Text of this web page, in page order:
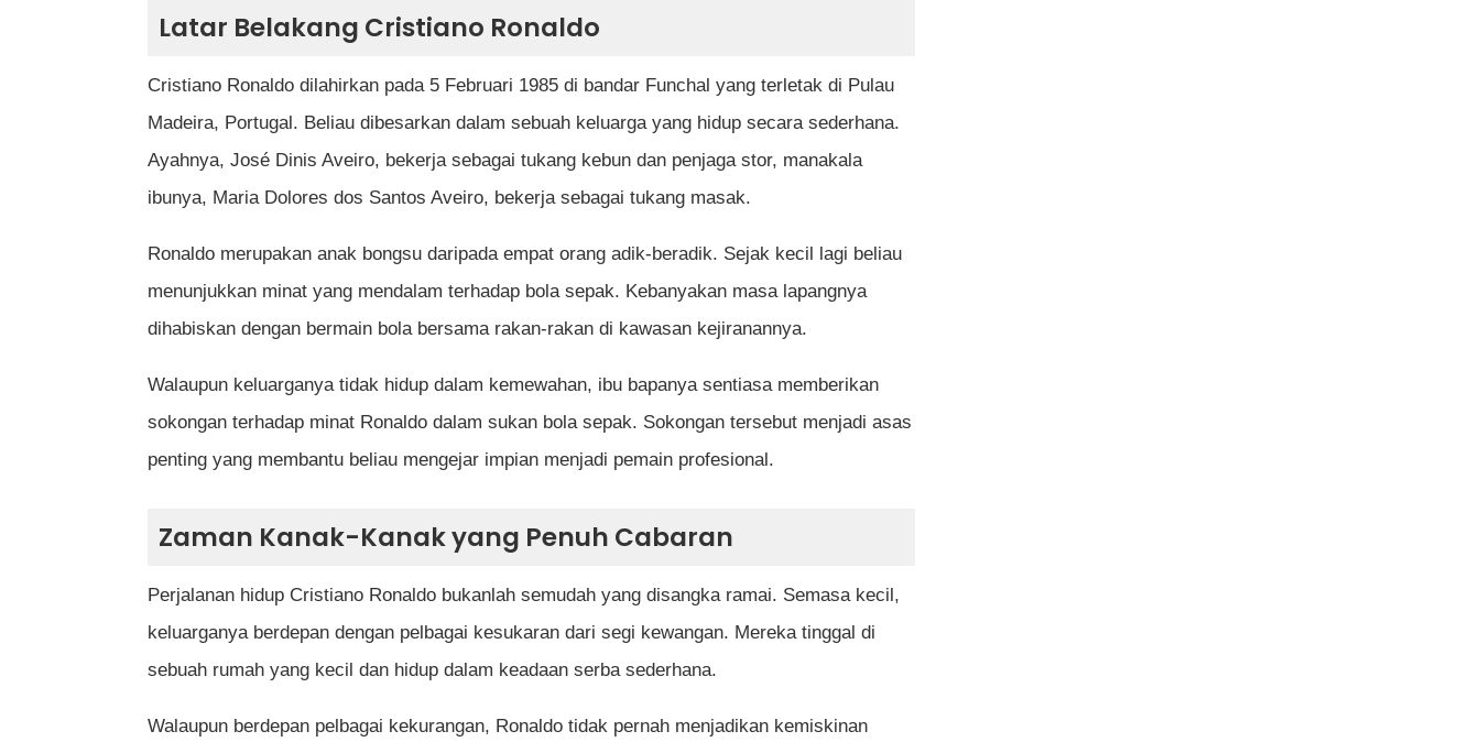
Apakah pencapaian terbesar Cristiano Ronaldo bersama Portugal?
Mengapa biodata Cristiano Ronaldo sering menjadi rujukan peminat bola sepak?
Rujukan
Latar Belakang Cristiano Ronaldo
Cristiano Ronaldo dilahirkan pada 5 Februari 1985 di bandar Funchal yang terletak di Pulau
Madeira, Portugal. Beliau dibesarkan dalam sebuah keluarga yang hidup secara sederhana.
Ayahnya, José Dinis Aveiro, bekerja sebagai tukang kebun dan penjaga stor, manakala
ibunya, Maria Dolores dos Santos Aveiro, bekerja sebagai tukang masak.
Ronaldo merupakan anak bongsu daripada empat orang adik-beradik. Sejak kecil lagi beliau
menunjukkan minat yang mendalam terhadap bola sepak. Kebanyakan masa lapangnya
dihabiskan dengan bermain bola bersama rakan-rakan di kawasan kejiranannya.
Walaupun keluarganya tidak hidup dalam kemewahan, ibu bapanya sentiasa memberikan
sokongan terhadap minat Ronaldo dalam sukan bola sepak. Sokongan tersebut menjadi asas
penting yang membantu beliau mengejar impian menjadi pemain profesional.
Zaman Kanak-Kanak yang Penuh Cabaran
Perjalanan hidup Cristiano Ronaldo bukanlah semudah yang disangka ramai. Semasa kecil,
keluarganya berdepan dengan pelbagai kesukaran dari segi kewangan. Mereka tinggal di
sebuah rumah yang kecil dan hidup dalam keadaan serba sederhana.
Walaupun berdepan pelbagai kekurangan, Ronaldo tidak pernah menjadikan kemiskinan